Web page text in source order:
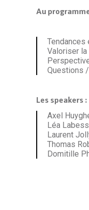
Au
Valoriser la
Questions
Les speakers :
Axel
Léa
Laurent
Thomas
Domitille